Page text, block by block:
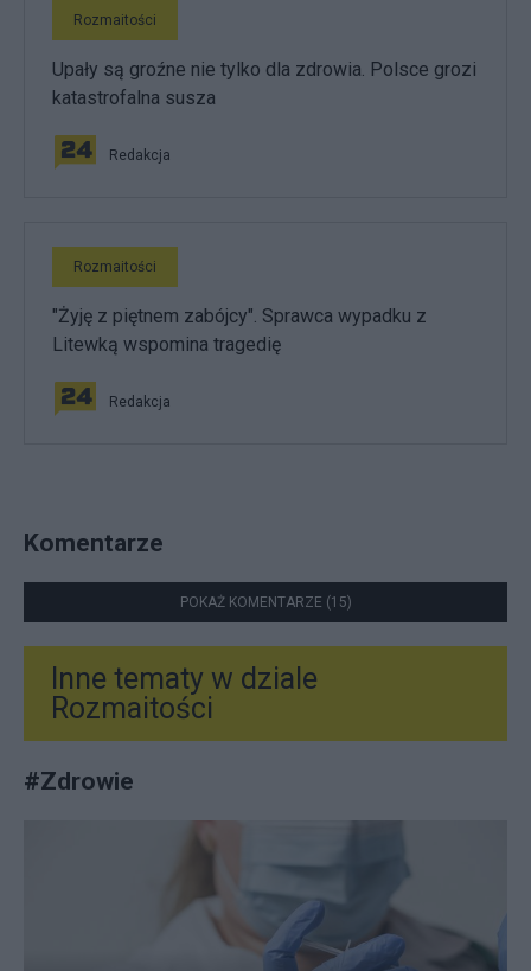
Rozmaitości
Upały są groźne nie tylko dla zdrowia. Polsce grozi
katastrofalna susza
Redakcja
Rozmaitości
"Żyję z piętnem zabójcy". Sprawca wypadku z
Litewką wspomina tragedię
Redakcja
Komentarze
POKAŻ KOMENTARZE (15)
Inne tematy w dziale
Rozmaitości
#Zdrowie